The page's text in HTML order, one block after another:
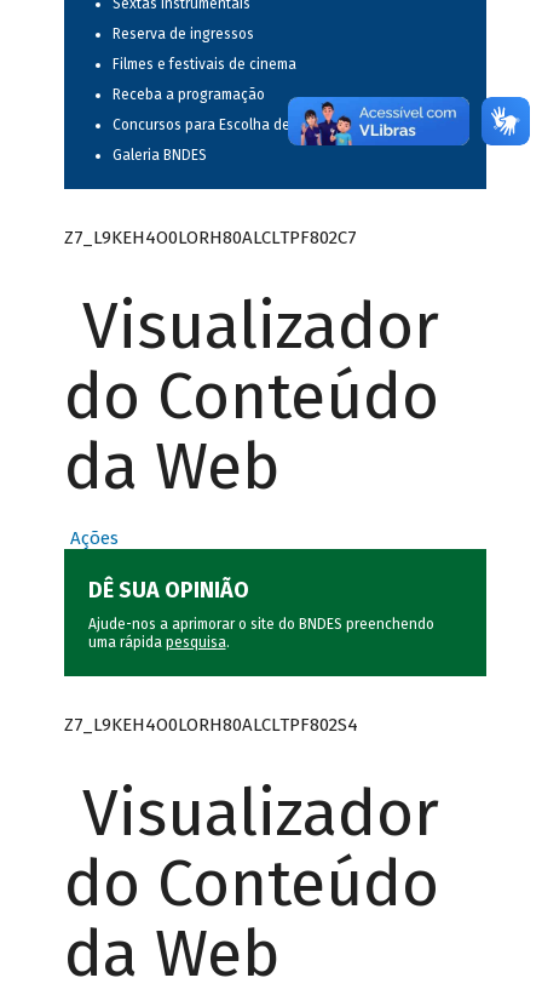
Sextas instrumentais
Reserva de ingressos
Filmes e festivais de cinema
Receba a programação
Concursos para Escolha de Espetáculos Musicais
Galeria BNDES
Z7_L9KEH4O0LORH80ALCLTPF802C7
Visualizador
do Conteúdo
da Web
Ações
DÊ SUA OPINIÃO
Ajude-nos a aprimorar o site do BNDES preenchendo
uma rápida pesquisa.
Z7_L9KEH4O0LORH80ALCLTPF802S4
Visualizador
do Conteúdo
da Web